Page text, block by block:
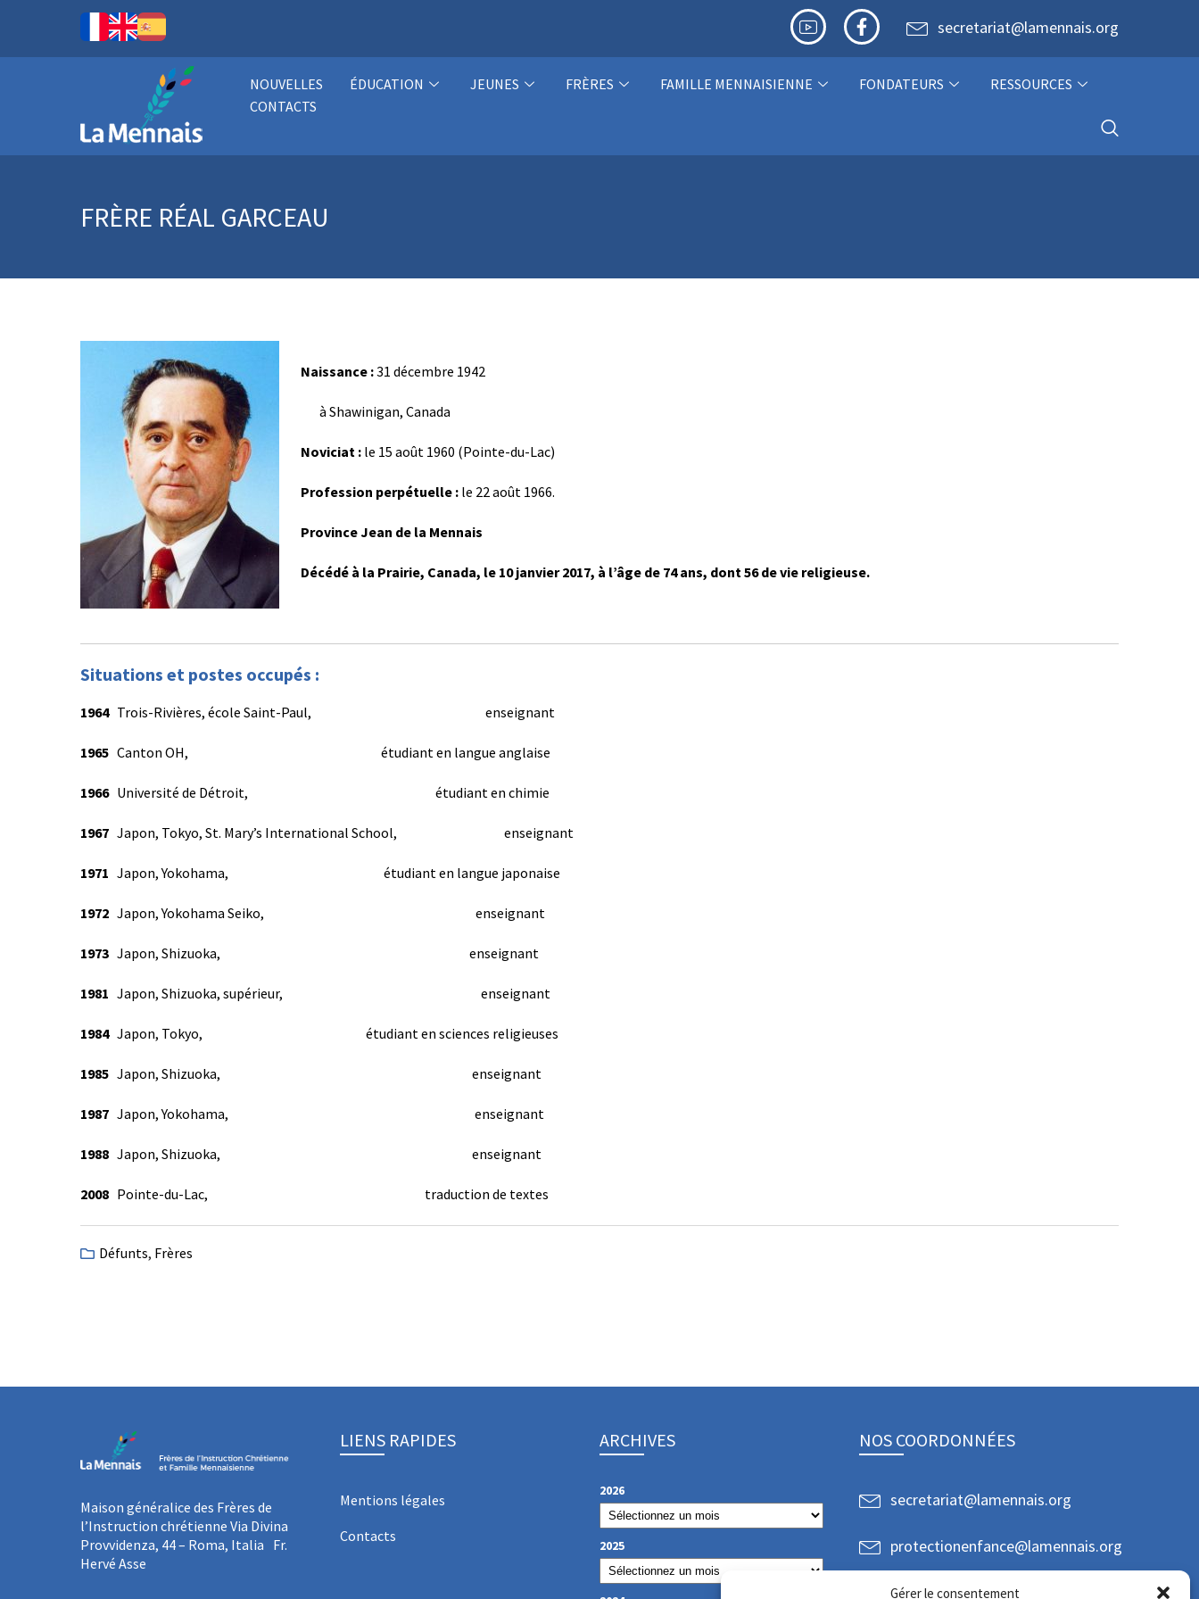
Gérer le consentement
secretariat@lamennais.org
NOUVELLES ÉDUCATION JEUNES FRÈRES FAMILLE MENNAISIENNE FONDATEURS
RESSOURCES
CONTACTS
FRÈRE RÉAL GARCEAU
Naissance :31 décembre 1942
à Shawinigan, Canada
Noviciat : le 15 août 1960 (Pointe-du-Lac)
Profession perpétuelle : le 22 août 1966.
Province Jean de la Mennais
Décédé à la Prairie, Canada, le 10 janvier 2017, à l’âge de 74 ans, dont 56 de vie religieuse.
Situations et postes occupés :
1964Trois-Rivières, école Saint-Paul, enseignant
1965 Canton OH, étudiant en langue anglaise
1966Université de Détroit, étudiant en chimie
1967 Japon, Tokyo, St. Mary’s International School, enseignant
1971 Japon, Yokohama, étudiant en langue japonaise
1972 Japon, Yokohama Seiko, enseignant
1973 Japon, Shizuoka, enseignant
1981 Japon, Shizuoka, supérieur, enseignant
1984Japon, Tokyo, étudiant en sciences religieuses
1985 Japon, Shizuoka, enseignant
1987 Japon, Yokohama, enseignant
1988 Japon, Shizuoka, enseignant
2008 Pointe-du-Lac, traduction de textes
Défunts, Frères
Maison généralice des Frères de
l’Instruction chrétienne Via Divina
Provvidenza, 44 – Roma, Italia Fr.
Hervé Asse
LIENS RAPIDES
Mentions légales
Contacts
ARCHIVES
2026
2025
NOS COORDONNÉES
secretariat@lamennais.org
protectionenfance@lamennais.org